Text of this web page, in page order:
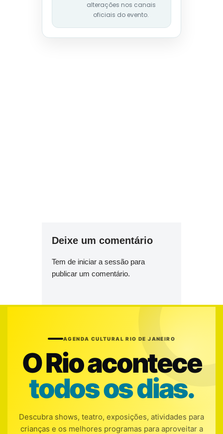
alterações nos canais
oficiais do evento.
Deixe um comentário
Tem de iniciar a sessão para
publicar um comentário.
AGENDA CULTURAL RIO DE JANEIRO
O Rio acontece
todos os dias.
Descubra shows, teatro, exposições, atividades para
crianças e os melhores programas para aproveitar a